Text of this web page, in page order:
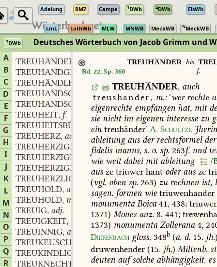
Adelung BMZ Campe 1DWb 2DWb ElsWb
LmL LothWb MLW MNWB MeckWB NMeckWB
1DWb Deutsches Wörterbuch von Jacob Grimm und
A
B
C
D
E
F
G
H
I
J
K
L
M
N
O
P
Q
R
TREUHÄNDER
TREUHANDGESELLSCHAFT
TREUHÄNDLER
TREUHANDSCHEIN
m.
TREUHANDSGUT
n.
TREUHEIT, f.
TREUHEITSBÜNDNIS n.
TREUHERZ, adj.
TREUHERZIG,
adj. und adv.
TREUHERZIGKEIT
, f.
TREUHERZIGLICH
adv.
TREUHERZLICH
adv.
TREUHOLD, adj.
TREUHOLD, m.
TREUIG, adj.
TREUIGKEIT,
TREUINNIG, adj.
TREUKEUSCH
TREUKINDLICH
adv.
TREUKNECHT
Bd. 22, Sp. 360
TREUHÄNDERbis
f.
TREUHÄNDER, auch
treushander, m.:'werrechte
eigenrechte empfangen hat, mit
sie nichtim eigenen interesse zu
ein treuhänder' A. Schultze
ableitungaus derrechtsformelder
fidelis manus, s. o. sp. 263f. und
wie weitdabeimitableitung /
aus ze triuwer hant oderaus ze
(vgl. oben sp. 263) zu rechnen ist,
sagen. formen wie triuwenhander
monumentaBoica41, 438;
1371) Mones anz. 8, 441;
1373) monumentaZollerana4,
Diefenbach gloss. 348b (a. d. 15. jh.
druwenhender (15. jh.) Miltenb.
deuten aufsolche abhängigkeit. es